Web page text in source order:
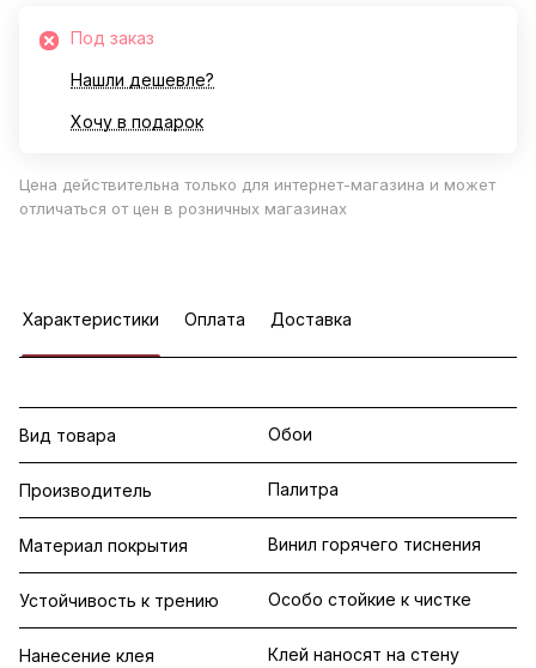
Под заказ
Нашли дешевле?
Хочу в подарок
Цена действительна только для интернет-магазина и может
отличаться от цен в розничных магазинах
Характеристики Оплата Доставка
Вид товара Обои
Производитель Палитра
Материал покрытия Винил горячего тиснения
Устойчивость к трению Особо стойкие к чистке
Нанесение клея Клей наносят на стену